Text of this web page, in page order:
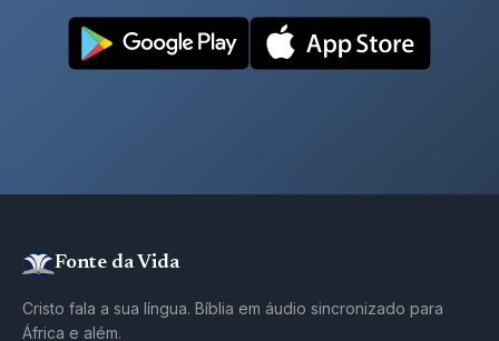
Fonte da Vida
Cristo fala a sua língua. Bíblia em áudio sincronizado para
África e além.